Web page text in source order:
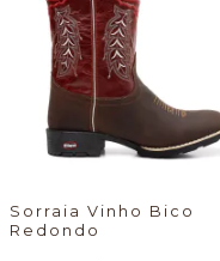
Sorraia Vinho Bico
Redondo